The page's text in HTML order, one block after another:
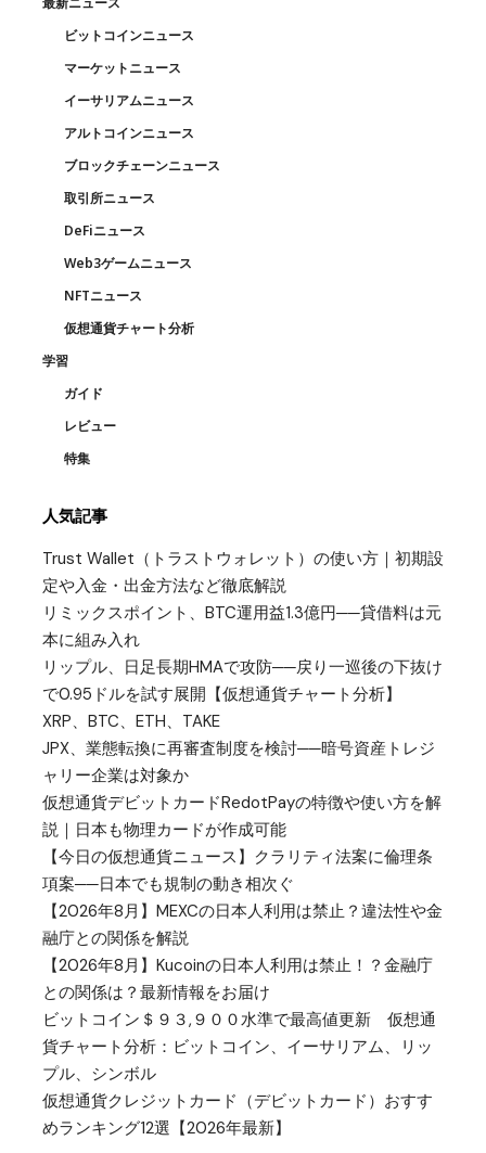
ビットコインニュース
マーケットニュース
イーサリアムニュース
アルトコインニュース
ブロックチェーンニュース
取引所ニュース
DeFiニュース
Web3ゲームニュース
NFTニュース
仮想通貨チャート分析
学習
ガイド
レビュー
特集
人気記事
Trust Wallet（トラストウォレット）の使い方｜初期設
定や入金・出金方法など徹底解説
リミックスポイント、BTC運用益1.3億円──貸借料は元
本に組み入れ
リップル、日足長期HMAで攻防──戻り一巡後の下抜け
で0.95ドルを試す展開【仮想通貨チャート分析】
XRP、BTC、ETH、TAKE
JPX、業態転換に再審査制度を検討──暗号資産トレジ
ャリー企業は対象か
仮想通貨デビットカードRedotPayの特徴や使い方を解
説｜日本も物理カードが作成可能
【今日の仮想通貨ニュース】クラリティ法案に倫理条
項案──日本でも規制の動き相次ぐ
【2026年8月】MEXCの日本人利用は禁止？違法性や金
融庁との関係を解説
【2026年8月】Kucoinの日本人利用は禁止！？金融庁
との関係は？最新情報をお届け
ビットコイン＄９３,９００水準で最高値更新 仮想通
貨チャート分析：ビットコイン、イーサリアム、リッ
プル、シンボル
仮想通貨クレジットカード（デビットカード）おすす
めランキング12選【2026年最新】